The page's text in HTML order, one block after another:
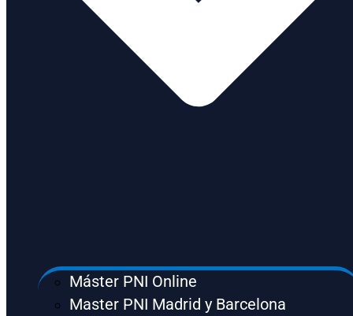
Máster PNI Online
Master PNI Madrid y Barcelona